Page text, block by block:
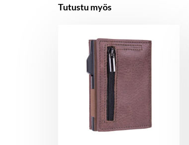
Tutustu myös